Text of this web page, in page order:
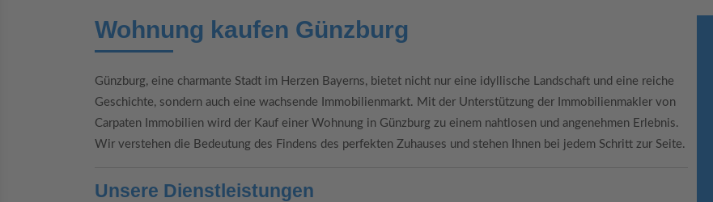
Wohnung kaufen Günzburg
Günzburg, eine charmante Stadt im Herzen Bayerns, bietet nicht nur eine idyllische Landschaft und eine reiche
Geschichte, sondern auch eine wachsende Immobilienmarkt. Mit der Unterstützung der Immobilienmakler von
Carpaten Immobilien wird der Kauf einer Wohnung in Günzburg zu einem nahtlosen und angenehmen Erlebnis.
Wir verstehen die Bedeutung des Findens des perfekten Zuhauses und stehen Ihnen bei jedem Schritt zur Seite.
Unsere Dienstleistungen